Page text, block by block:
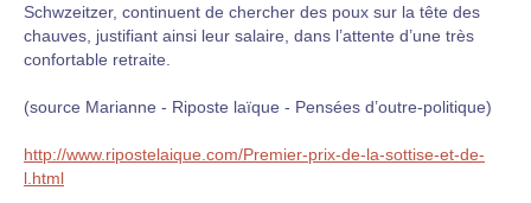
Schwzeitzer, continuent de chercher des poux sur la tête des
chauves, justifiant ainsi leur salaire, dans l’attente d’une très
confortable retraite.
(source Marianne - Riposte laïque - Pensées d’outre-politique)
http://www.ripostelaique.com/Premier-prix-de-la-sottise-et-de-
l.html